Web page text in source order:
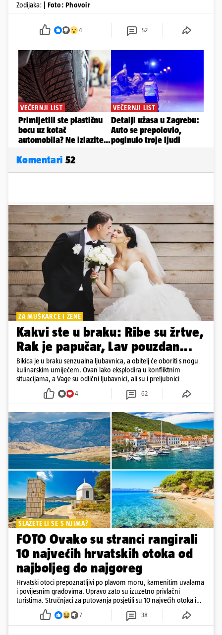
Zodijaka:
| Foto: Phovoir
4 52
Komentari 52
ZA MUŠKARCE I ŽENE
Kakvi ste u braku: Ribe su žrtve,
Rak je papučar, Lav pouzdan...
Bikica je u braku senzualna ljubavnica, a obitelj će oboriti s nogu
kulinarskim umijećem. Ovan lako eksplodira u konfliktnim
situacijama, a Vage su odlični ljubavnici, ali su i preljubnici
4 62
SLAŽETE LI SE S NJIMA?
FOTO Ovako su stranci rangirali
10 najvećih hrvatskih otoka od
najboljeg do najgoreg
Hrvatski otoci prepoznatljivi po plavom moru, kamenitim uvalama
i povijesnim gradovima. Upravo zato su izuzetno privlačni
turistima. Stručnjaci za putovanja posjetili su 10 najvećih otoka i
rangirali ih
7 38